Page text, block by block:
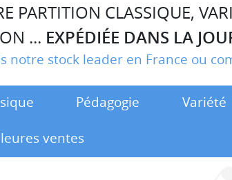
PARTITION CLASSIQUE,
... EXPÉDIÉE DANS LA
notre stock leader en France ou
Pédagogie Variété
ventes